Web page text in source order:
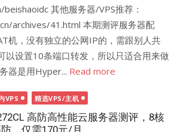
其他服务器/VPS推荐：
archives/41.html 本期测评服务器配
机，没有独立的公网IP的，需跟别人共
以设置10条端口转发，所以只适合用来做
器是用Hyper... Read more
VPS 精选VPS/主机
高防高性能云服务器测评，8核
，仅需170元/月